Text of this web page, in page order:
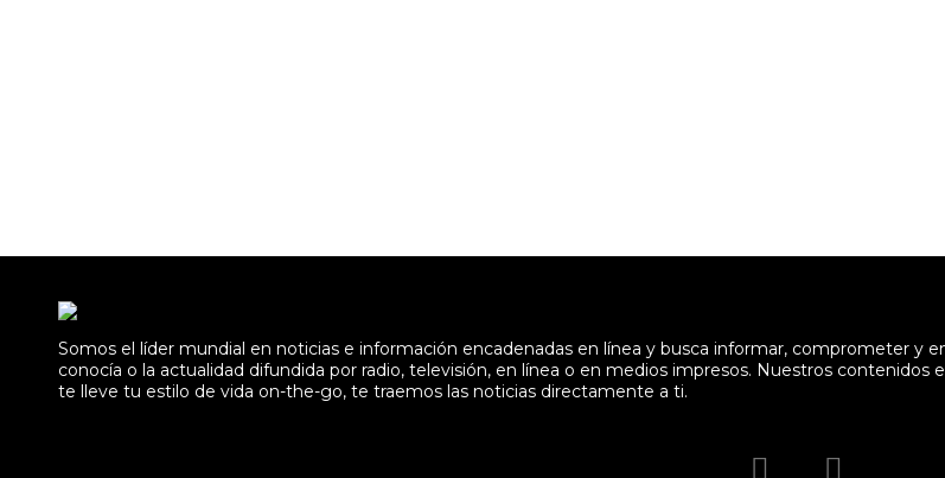
Somos el líder mundial en noticias e información encadenadas en línea y busca informar, comprometer y
conocía o la actualidad difundida por radio, televisión, en línea o en medios impresos. Nuestros
te lleve tu estilo de vida on-the-go, te traemos las noticias directamente a ti.